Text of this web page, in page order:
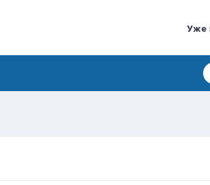
Уже